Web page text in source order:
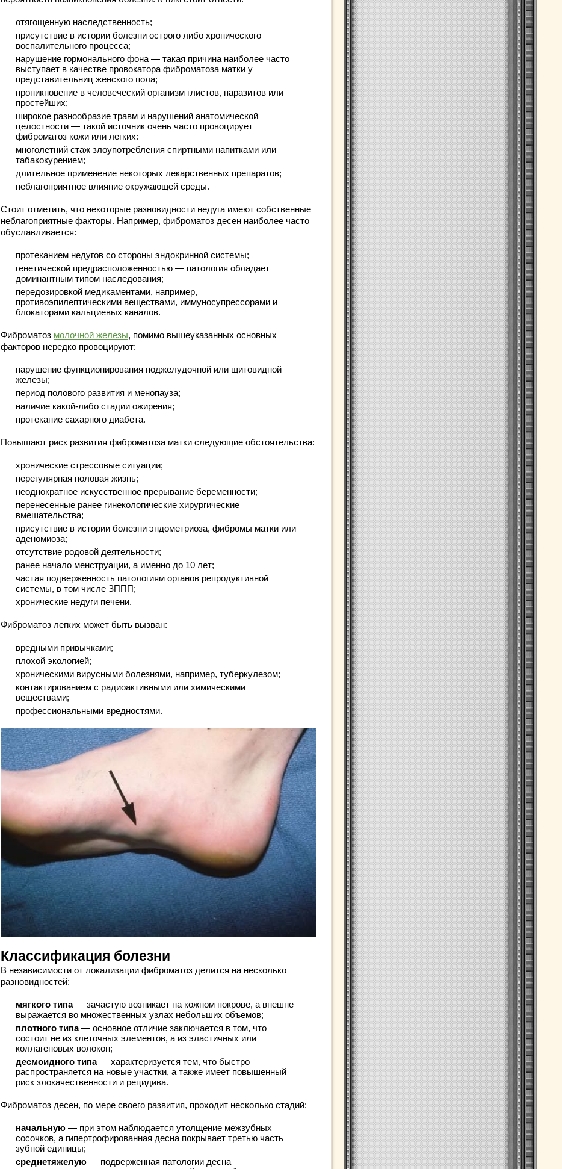
отягощенную наследственность;
присутствие в истории болезни острого либо хронического
воспалительного процесса;
нарушение гормонального фона — такая причина наиболее часто
выступает в качестве провокатора фиброматоза матки у
представительниц женского пола;
проникновение в человеческий организм глистов, паразитов или
простейших;
широкое разнообразие травм и нарушений анатомической
целостности — такой источник очень часто провоцирует
фиброматоз кожи или легких:
многолетний стаж злоупотребления спиртными напитками или
табакокурением;
длительное применение некоторых лекарственных препаратов;
неблагоприятное влияние окружающей среды.
Стоит отметить, что некоторые разновидности недуга имеют собственные
неблагоприятные факторы. Например, фиброматоз десен наиболее часто
обуславливается:
протеканием недугов со стороны эндокринной системы;
генетической предрасположенностью — патология обладает
доминантным типом наследования;
передозировкой медикаментами, например,
противоэпилептическими веществами, иммуносупрессорами и
блокаторами кальциевых каналов.
Фиброматоз молочной железы, помимо вышеуказанных основных
факторов нередко провоцируют:
нарушение функционирования поджелудочной или щитовидной
железы;
период полового развития и менопауза;
наличие какой-либо стадии ожирения;
протекание сахарного диабета.
Повышают риск развития фиброматоза матки следующие обстоятельства:
хронические стрессовые ситуации;
нерегулярная половая жизнь;
неоднократное искусственное прерывание беременности;
перенесенные ранее гинекологические хирургические
вмешательства;
присутствие в истории болезни эндометриоза, фибромы матки или
аденомиоза;
отсутствие родовой деятельности;
ранее начало менструации, а именно до 10 лет;
частая подверженность патологиям органов репродуктивной
системы, в том числе ЗППП;
хронические недуги печени.
Фиброматоз легких может быть вызван:
вредными привычками;
плохой экологией;
хроническими вирусными болезнями, например, туберкулезом;
контактированием с радиоактивными или химическими
веществами;
профессиональными вредностями.
Классификация болезни
В независимости от локализации фиброматоз делится на несколько
разновидностей:
мягкого типа— зачастую возникает на кожном покрове, а внешне
выражается во множественных узлах небольших объемов;
плотного типа— основное отличие заключается в том, что
состоит не из клеточных элементов, а из эластичных или
коллагеновых волокон;
десмоидного типа— характеризуется тем, что быстро
распространяется на новые участки, а также имеет повышенный
риск злокачественности и рецидива.
Фиброматоз десен, по мере своего развития, проходит несколько стадий:
начальную — при этом наблюдается утолщение межзубных
сосочков, а гипертрофированная десна покрывает третью часть
зубной единицы;
среднетяжелую — подверженная патологии десна